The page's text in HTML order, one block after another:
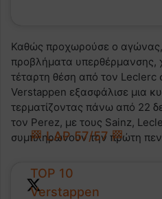
Καθώς προχωρούσε ο αγώνας,
προβλήματα υπερθέρμανσης,
τέταρτη θέση από τον
Verstappen εξασφάλισε μια
τερματίζοντας πάνω από 22
τον Perez, με τους Sainz,
συμπληρώνουν την πρώτη
🏁 LAP 57/57 🏁
TOP 10
Verstappen